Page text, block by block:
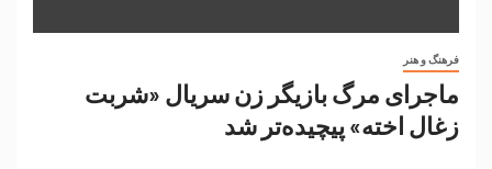
فرهنگ و هنر
ماجرای مرگ بازیگر زن سریال «شربت
زغال اخته» پیچیده‌تر شد